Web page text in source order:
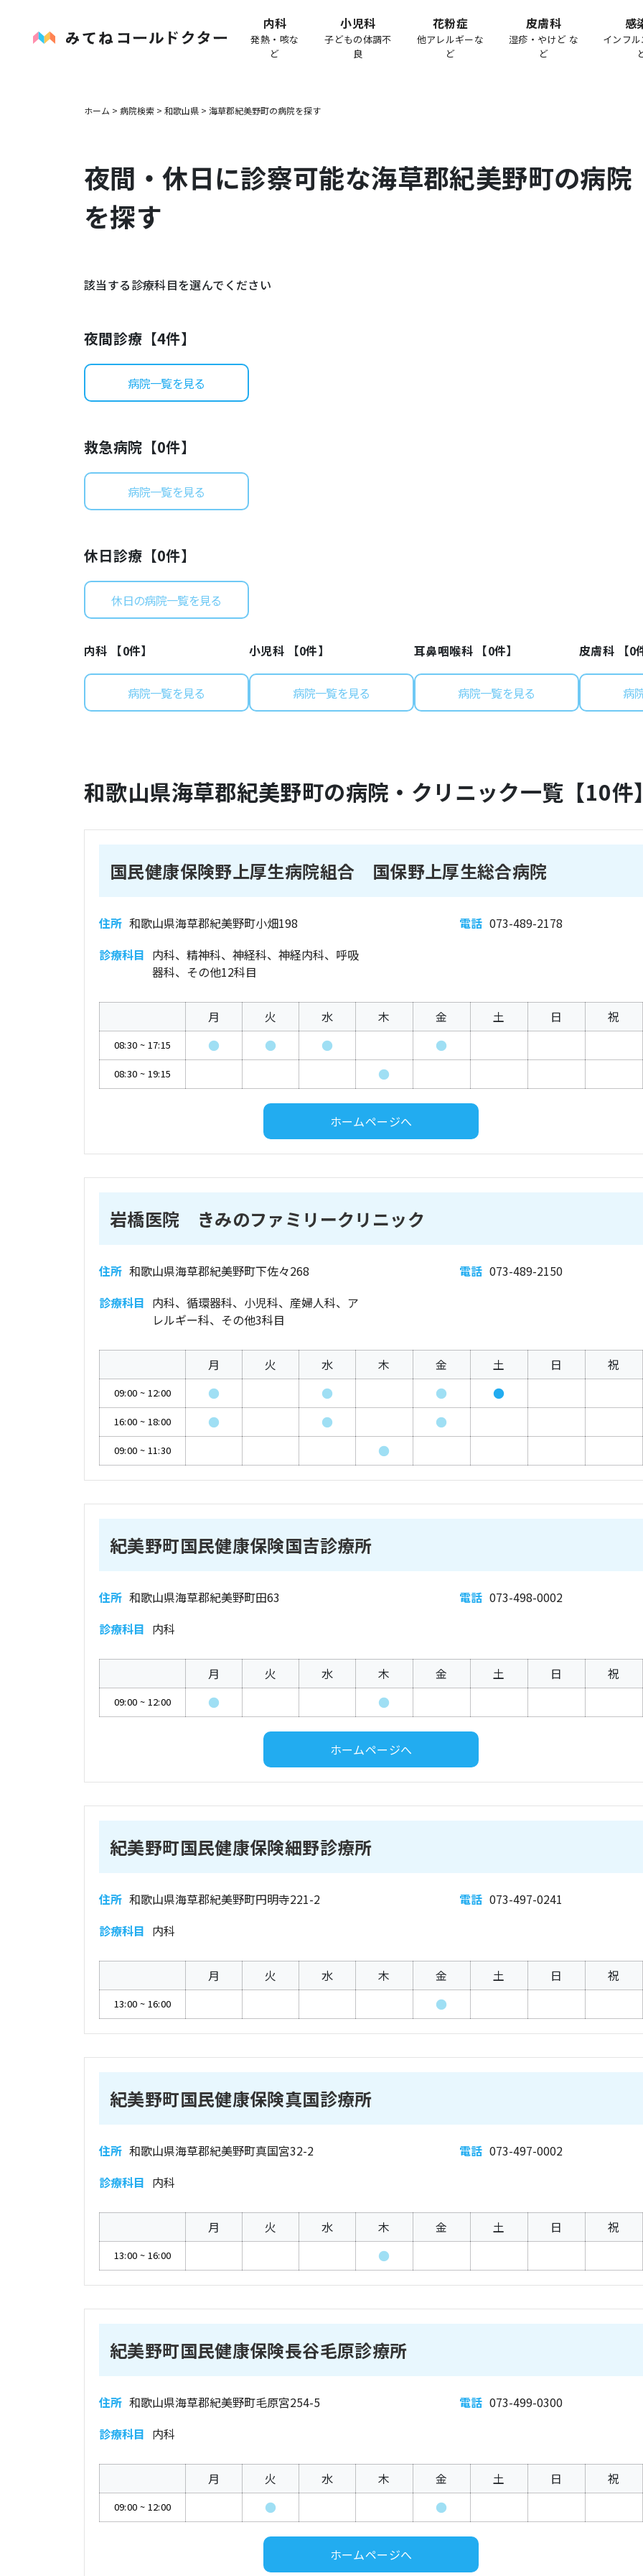
内科
発熱・咳な
ど
小児科
子どもの体調不
良
花粉症
他アレルギーな
ど
皮膚科
湿疹・やけど な
ど
感
インフ
ホーム > 病院検索 > 和歌山県 > 海草郡紀美野町の病院を探す
夜間・休日に診察可能な海草郡紀美野町の病院
を探す
該当する診療科目を選んでください
夜間診療【4件】
病院一覧を見る
救急病院【0件】
病院一覧を見る
休日診療【0件】
休日の病院一覧を見る
内科 【0件】
病院一覧を見る
小児科 【0件】
病院一覧を見る
耳鼻咽喉科 【0件】
病院一覧を見る
皮膚科 【0
病
和歌山県海草郡紀美野町の病院・クリニック一覧【10件】
国民健康保険野上厚生病院組合 国保野上厚生総合病院
住所 和歌山県海草郡紀美野町小畑198 電話 073-489-2178
診療科目 内科、精神科、神経科、神経内科、呼吸
器科、その他12科目
月 火 水 木 金 土 日 祝
08:30 ~ 17:15 ● ● ● ●
08:30 ~ 19:15 ●
ホームページへ
岩橋医院 きみのファミリークリニック
住所 和歌山県海草郡紀美野町下佐々268 電話 073-489-2150
診療科目 内科、循環器科、小児科、産婦人科、ア
レルギー科、その他3科目
月 火 水 木 金 土 日 祝
09:00 ~ 12:00 ● ● ● ●
16:00 ~ 18:00 ● ● ●
09:00 ~ 11:30 ●
紀美野町国民健康保険国吉診療所
住所 和歌山県海草郡紀美野町田63 電話 073-498-0002
診療科目 内科
月 火 水 木 金 土 日 祝
09:00 ~ 12:00 ● ●
ホームページへ
紀美野町国民健康保険細野診療所
住所 和歌山県海草郡紀美野町円明寺221-2 電話 073-497-0241
診療科目 内科
月 火 水 木 金 土 日 祝
13:00 ~ 16:00 ●
紀美野町国民健康保険真国診療所
住所 和歌山県海草郡紀美野町真国宮32-2 電話 073-497-0002
診療科目 内科
月 火 水 木 金 土 日 祝
13:00 ~ 16:00 ●
紀美野町国民健康保険長谷毛原診療所
住所 和歌山県海草郡紀美野町毛原宮254-5 電話 073-499-0300
診療科目 内科
月 火 水 木 金 土 日 祝
09:00 ~ 12:00 ● ●
ホームページへ